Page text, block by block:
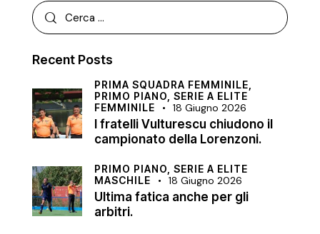
Recent Posts
PRIMA SQUADRA FEMMINILE,
PRIMO PIANO, SERIE A ELITE
FEMMINILE
18 Giugno 2026
I fratelli Vulturescu chiudono il
campionato della Lorenzoni.
PRIMO PIANO, SERIE A ELITE
MASCHILE
18 Giugno 2026
Ultima fatica anche per gli
arbitri.